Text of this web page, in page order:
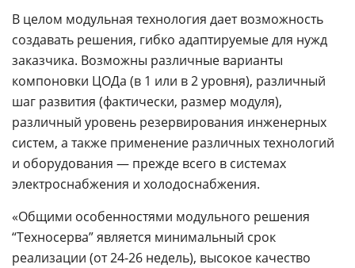
В целом модульная технология дает возможность
создавать решения, гибко адаптируемые для нужд
заказчика. Возможны различные варианты
компоновки ЦОДа (в 1 или в 2 уровня), различный
шаг развития (фактически, размер модуля),
различный уровень резервирования инженерных
систем, а также применение различных технологий
и оборудования — прежде всего в системах
электроснабжения и холодоснабжения.
«Общими особенностями модульного решения
“Техносерва” является минимальный срок
реализации (от 24-26 недель), высокое качество